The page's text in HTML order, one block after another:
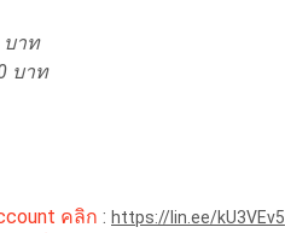
บาท
บาท
คลิก : https://lin.ee/kU3VEv5